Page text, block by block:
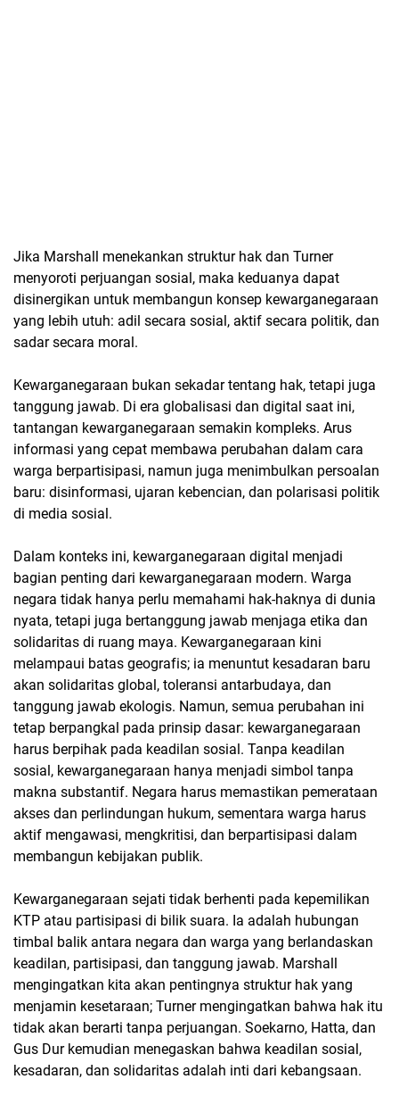
Jika Marshall menekankan struktur hak dan Turner
menyoroti perjuangan sosial, maka keduanya dapat
disinergikan untuk membangun konsep kewarganegaraan
yang lebih utuh: adil secara sosial, aktif secara politik, dan
sadar secara moral.
Kewarganegaraan bukan sekadar tentang hak, tetapi juga
tanggung jawab. Di era globalisasi dan digital saat ini,
tantangan kewarganegaraan semakin kompleks. Arus
informasi yang cepat membawa perubahan dalam cara
warga berpartisipasi, namun juga menimbulkan persoalan
baru: disinformasi, ujaran kebencian, dan polarisasi politik
di media sosial.
Dalam konteks ini, kewarganegaraan digital menjadi
bagian penting dari kewarganegaraan modern. Warga
negara tidak hanya perlu memahami hak-haknya di dunia
nyata, tetapi juga bertanggung jawab menjaga etika dan
solidaritas di ruang maya. Kewarganegaraan kini
melampaui batas geografis; ia menuntut kesadaran baru
akan solidaritas global, toleransi antarbudaya, dan
tanggung jawab ekologis. Namun, semua perubahan ini
tetap berpangkal pada prinsip dasar: kewarganegaraan
harus berpihak pada keadilan sosial. Tanpa keadilan
sosial, kewarganegaraan hanya menjadi simbol tanpa
makna substantif. Negara harus memastikan pemerataan
akses dan perlindungan hukum, sementara warga harus
aktif mengawasi, mengkritisi, dan berpartisipasi dalam
membangun kebijakan publik.
Kewarganegaraan sejati tidak berhenti pada kepemilikan
KTP atau partisipasi di bilik suara. Ia adalah hubungan
timbal balik antara negara dan warga yang berlandaskan
keadilan, partisipasi, dan tanggung jawab. Marshall
mengingatkan kita akan pentingnya struktur hak yang
menjamin kesetaraan; Turner mengingatkan bahwa hak itu
tidak akan berarti tanpa perjuangan. Soekarno, Hatta, dan
Gus Dur kemudian menegaskan bahwa keadilan sosial,
kesadaran, dan solidaritas adalah inti dari kebangsaan.